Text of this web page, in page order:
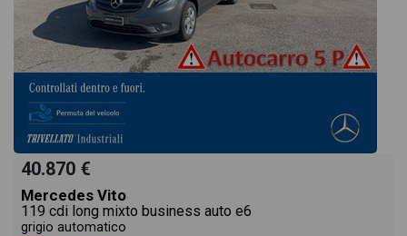
40.870 €
Mercedes Vito
119 cdi long mixto business auto e6
grigio automatico